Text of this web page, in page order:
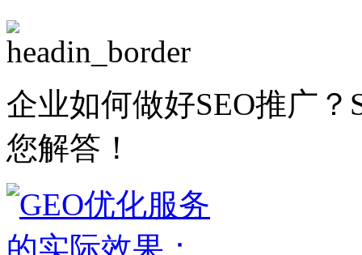
企业如何做好SEO推广
您解答！